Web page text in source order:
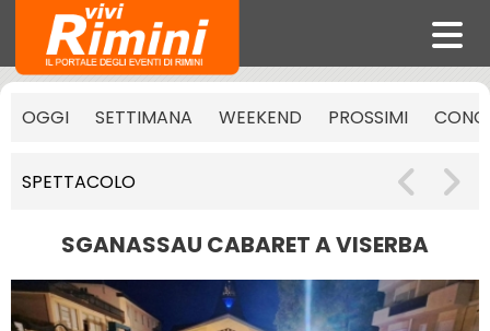
OGGI SETTIMANA WEEKEND PROSSIMI
SPETTACOLO
SGANASSAU CABARET A VISERBA